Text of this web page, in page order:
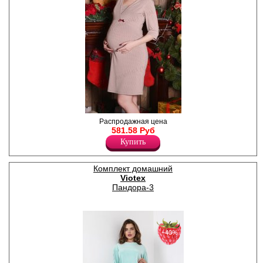
Сорочка с длинным рукавом,
V-образным вырезом. Принт
в горошек по всему полотну.
В центре атласный бантик.
Лайкра 5%
Хлопок 95%
Распродажная цена
581.58 Руб
Купить
Комплект домашний
Viotex
Пандора-3
−40%